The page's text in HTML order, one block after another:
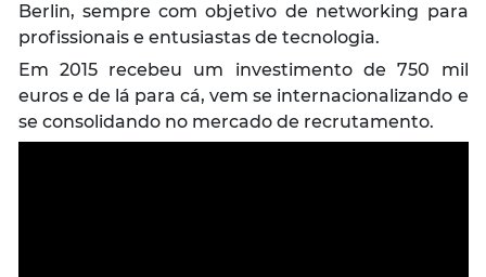
Berlin, sempre com objetivo de networking para
profissionais e entusiastas de tecnologia.
Em 2015 recebeu um investimento de 750 mil
euros e de lá para cá, vem se internacionalizando e
se consolidando no mercado de recrutamento.